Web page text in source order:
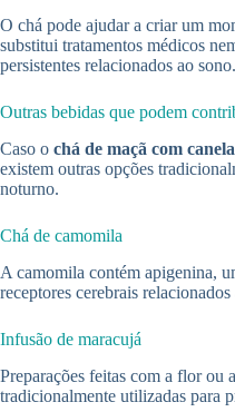
O chá pode ajudar a criar um
substitui tratamentos médicos
persistentes relacionados ao sono.
Outras bebidas que podem
Caso o chá de maçã com canela
existem outras opções
noturno.
Chá de camomila
A camomila contém apigenina,
receptores cerebrais
Infusão de maracujá
Preparações feitas com a flor ou
tradicionalmente utilizadas para